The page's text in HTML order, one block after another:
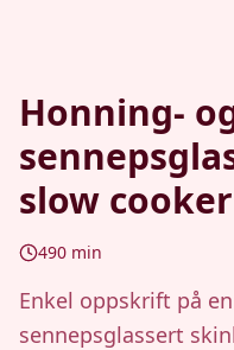
Honning-
slow cooker
490 min
Enkel oppskrift på
sennepsglassert